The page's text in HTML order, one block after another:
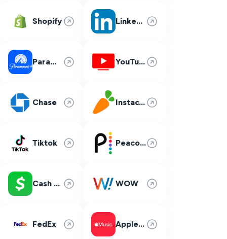
Shopify LinkedIn
Paramount Plus YouTube TV
Chase Instacart
Tiktok Peacock
Cash App WOW
FedEx Apple Music